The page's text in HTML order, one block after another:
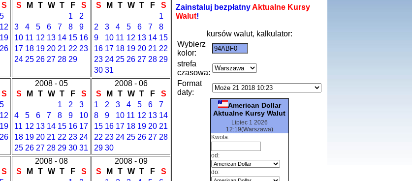
S
5
12
19
26
S
M T W T F
S
1
2
3
4 5 6 7 8
9
10 11 12 13 14 15 16
17 18 19 20 21 22 23
24 25 26 27 28 29
S
M T W T F
S
1
2
3 4 5 6 7
8
9
10 11 12 13 14 15
16 17 18 19 20 21 22
23 24 25 26 27 28 29
30 31
S
5
12
19
26
2008 - 05
S
M T W T F
S
1
2
3
4
5 6 7 8 9
10
11 12 13 14 15 16 17
18 19 20 21 22 23 24
25 26 27 28 29 30 31
2008 - 06
S
M T W T F
S
1
2 3 4 5 6
7
8
9 10 11 12 13 14
15 16 17 18 19 20 21
22 23 24 25 26 27 28
29 30
S
2008 - 08
S
M T W T F
S
2008 - 09
S
M T W T F
S
Zainstaluj bezpłatnyAktualne Kursy
Walut!
kursów walut, kalkulator:
Wybierz
kolor:
strefa
czasowa:
Format
daty:
American Dollar
Aktualne Kursy Walut
Lipiec 1 2026
12:19(Warszawa)
Kwota:
od:
do: